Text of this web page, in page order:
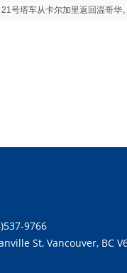
号塔车从卡尔加里返回温哥华。
9766
St, Vancouver, BC